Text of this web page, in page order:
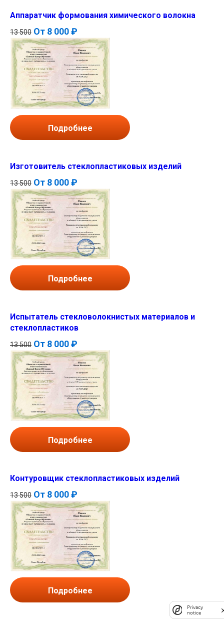
Аппаратчик формования химического волокна
13 500 От 8 000 ₽
Подробнее
Изготовитель стеклопластиковых изделий
13 500 От 8 000 ₽
Подробнее
Испытатель стекловолокнистых материалов и
стеклопластиков
13 500 От 8 000 ₽
Подробнее
Контуровщик стеклопластиковых изделий
13 500 От 8 000 ₽
Подробнее
Privacy
notice